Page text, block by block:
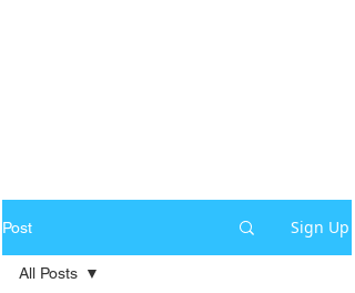
Post Sign Up
All Posts